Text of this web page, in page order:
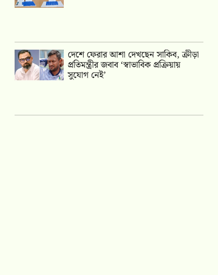
দেশে ফেরার আশা দেখছেন সাকিব, ক্রীড়া
প্রতিমন্ত্রীর জবাব ‘স্বাভাবিক প্রক্রিয়ায়
সুযোগ নেই’